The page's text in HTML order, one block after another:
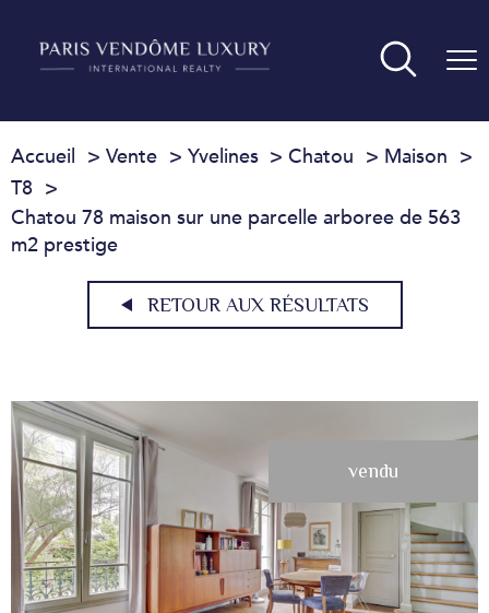
Accueil Vente Yvelines Chatou
Maison
T8
Chatou 78 maison sur une parcelle arboree de 563
m2 prestige
RETOUR AUX RÉSULTATS
vendu